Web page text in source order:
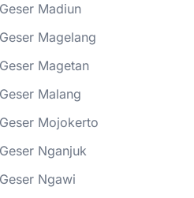
Madiun
Magelang
Magetan
Malang
Mojokerto
Nganjuk
Ngawi